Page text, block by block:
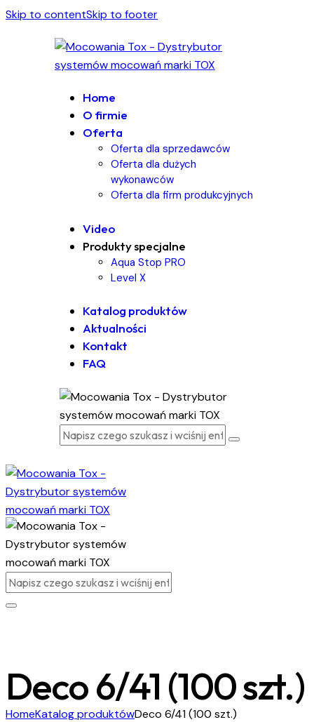
Skip to contentSkip to footer
Home
O firmie
Oferta
Oferta dla sprzedawców
Oferta dla dużych
wykonawców
Oferta dla firm produkcyjnych
Video
Produkty specjalne
Aqua Stop PRO
Level X
Katalog produktów
Aktualności
Kontakt
FAQ
Deco 6/41 (100 szt.)
HomeKatalog produktówDeco 6/41 (100 szt.)